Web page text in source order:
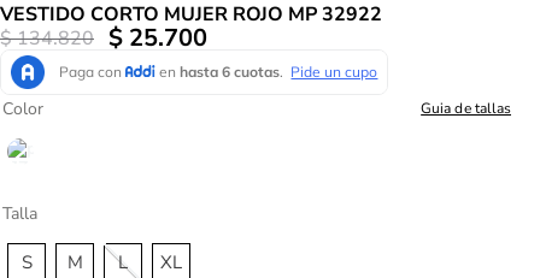
VESTIDO CORTO MUJER ROJO MP 32922
$134.820 $ 25.700
Talla
S M L XL
Color Guia de tallas